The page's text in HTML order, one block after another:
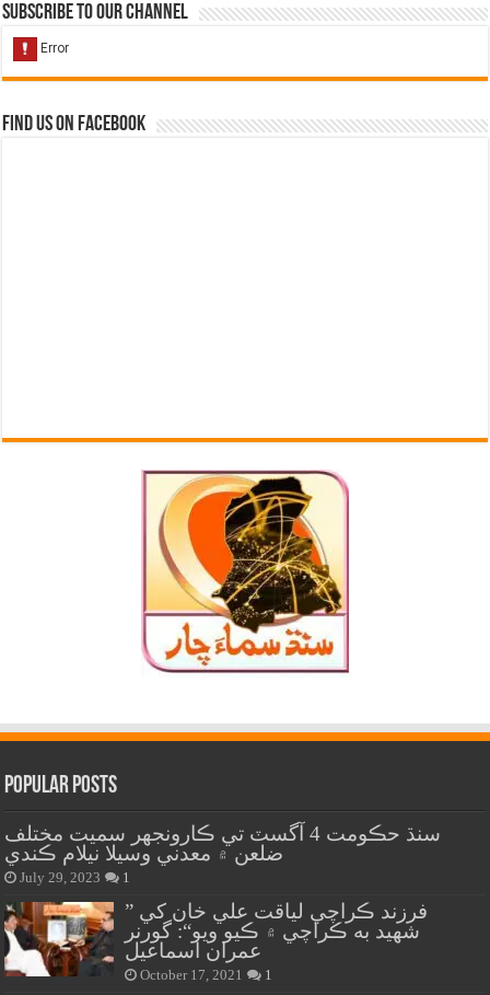
Subscribe to our Channel
Find us on Facebook
Popular Posts
سنڌ حڪومت 4 آگسٽ تي ڪارونجهر سميت مختلف
ضلعن ۾ معدني وسيلا نيلام ڪندي
July 29, 2023 1
” فرزند ڪراچي لياقت علي خان کي
شهيد به ڪراچي ۾ ڪيو ويو“: گورنر
عمران اسماعيل
October 17, 2021 1